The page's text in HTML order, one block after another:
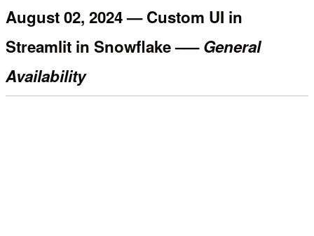
August 02, 2024 — Custom UI in
Streamlit in Snowflake –—General
Availability